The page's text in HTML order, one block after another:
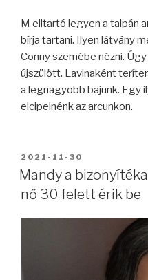
M elltartó legyen a talpán
bírja tartani. Ilyen látvány
Conny szemébe nézni.
újszülött. Lavinaként
a legnagyobb bajunk. Egy
elcipelnénk az arcunkon.
BEKÜLDVE:
2021-11-30
Mandy a
nő 30 felett érik be